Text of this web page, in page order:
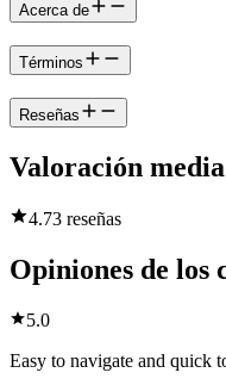
Acerca de
Términos
Reseñas
Valoración media
4.73 reseñas
Opiniones de los
5.0
Easy to navigate and quick